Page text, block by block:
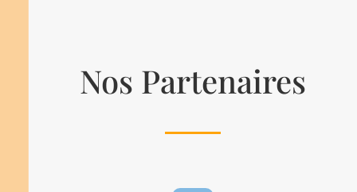
Nos Partenaires